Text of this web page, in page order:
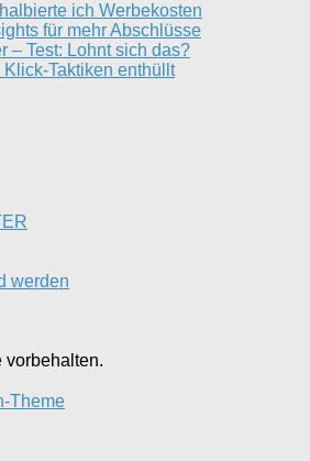
ich Werbekosten
für mehr Abschlüsse
– Test: Lohnt sich das?
Taktiken enthüllt
werden
vorbehalten.
Theme